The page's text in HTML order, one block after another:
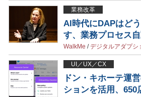
業務改革
AI時代にDAPはど
す、業務プロセス
WalkMe /デジタルアダプシ
UI／UX／CX
ドン・キホーテ運
ションを活用、650